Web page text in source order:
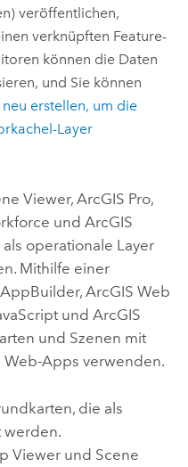
veröffentlichen,
verknüpften Feature-
können die Daten
und Sie können
erstellen, um die
Layer
Viewer, ArcGIS Pro,
und ArcGIS
operationale Layer
Mithilfe einer
, ArcGIS Web
und ArcGIS
und Szenen mit
Web-Apps verwenden.
die als
werden.
Viewerund Scene